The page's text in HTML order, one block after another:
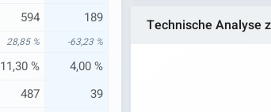
594 189
28,85 % -63,23 %
11,30 %
4,00 %
487
39
Technische Analyse